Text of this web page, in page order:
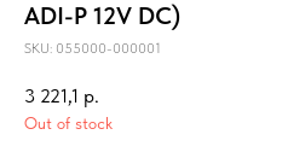
ADI-P 12V DC)
SKU: 055000-000001
3 221,1 р.
Out of stock